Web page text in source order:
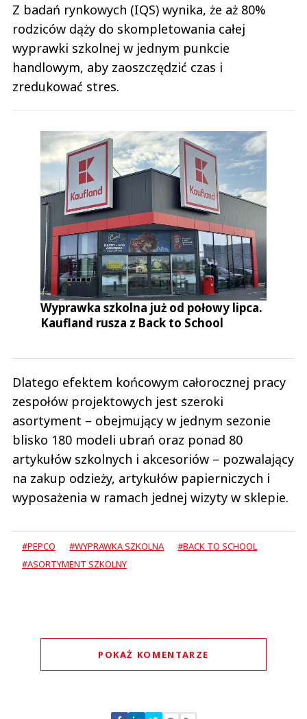
Z badań rynkowych (IQS) wynika, że aż 80%
rodziców dąży do skompletowania całej
wyprawki szkolnej w jednym punkcie
handlowym, aby zaoszczędzić czas i
zredukować stres.
Wyprawka szkolna już od połowy lipca.
Kaufland rusza z Back to School
Dlatego efektem końcowym całorocznej pracy
zespołów projektowych jest szeroki
asortyment – obejmujący w jednym sezonie
blisko 180 modeli ubrań oraz ponad 80
artykułów szkolnych i akcesoriów – pozwalający
na zakup odzieży, artykułów papierniczych i
wyposażenia w ramach jednej wizyty w sklepie.
#PEPCO #WYPRAWKA SZKOLNA
#BACK TO SCHOOL
#ASORTYMENT SZKOLNY
POKAŻ KOMENTARZE